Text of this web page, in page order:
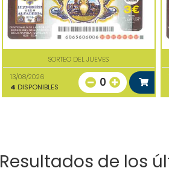
SORTEO DEL JUEVES
13/08/2026
4 DISPONIBLES 0
Resultados de los